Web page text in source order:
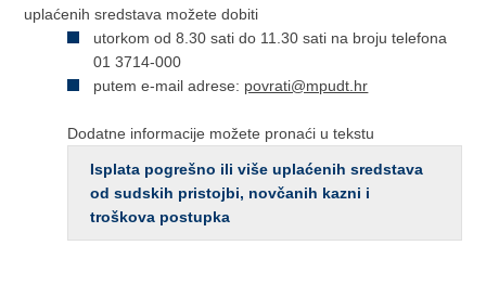
uplaćenih sredstava možete dobiti
utorkom od 8.30 sati do 11.30 sati na broju telefona
01 3714-000
putem e-mail adrese: povrati@mpudt.hr
Dodatne informacije možete pronaći u tekstu
Isplata pogrešno ili više uplaćenih sredstava
od sudskih pristojbi, novčanih kazni i
troškova postupka